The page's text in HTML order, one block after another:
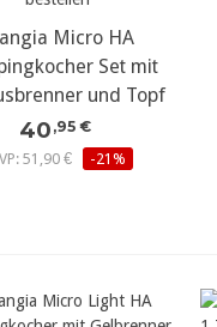
Micro HA
Set mit
und Topf
40 ,95 €
51,90 €
-21%